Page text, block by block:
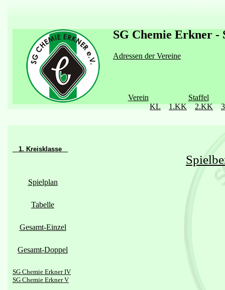
SG Chemie Erkner -
Adressen der Vereine
Verein
Staffel
KL
1.KK 2.KK
1. Kreisklasse
Spielplan
Tabelle
Gesamt-Einzel
Gesamt-Doppel
SG Chemie Erkner IV
SG Chemie Erkner V